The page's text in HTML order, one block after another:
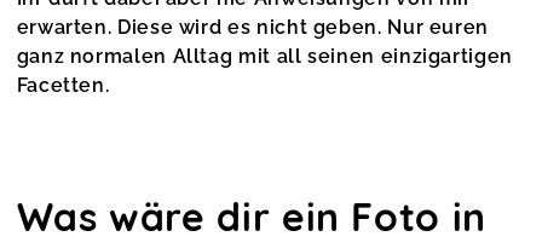
Fotokurs mit dem Smartphone
Sandra,Aug 24
erwarten. Diese wird es nicht geben. Nur euren
ganz normalen Alltag mit all seinen einzigartigen
Facetten.
Was wäre dir ein Foto in